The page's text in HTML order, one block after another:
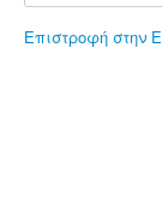
Επιστροφή στην